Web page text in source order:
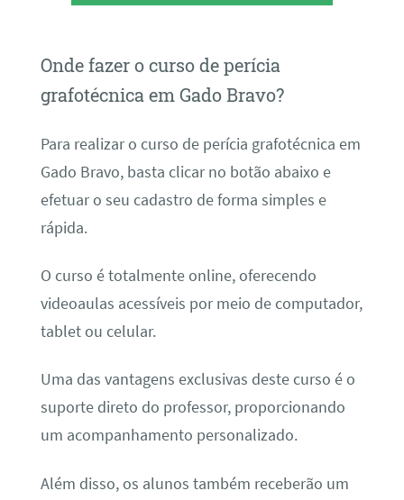
Onde fazer o curso de perícia
grafotécnica em Gado Bravo?
Para realizar o curso de perícia grafotécnica em
Gado Bravo, basta clicar no botão abaixo e
efetuar o seu cadastro de forma simples e
rápida.
O curso é totalmente online, oferecendo
videoaulas acessíveis por meio de computador,
tablet ou celular.
Uma das vantagens exclusivas deste curso é o
suporte direto do professor, proporcionando
um acompanhamento personalizado.
Além disso, os alunos também receberão um